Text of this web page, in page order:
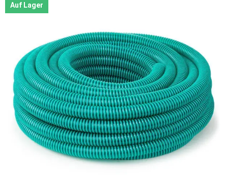
Auf Lager